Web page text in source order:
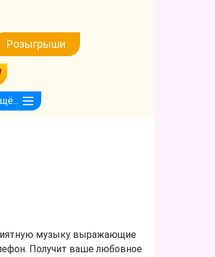
Розыгрыши
музыку выражающие
Получит ваше любовное